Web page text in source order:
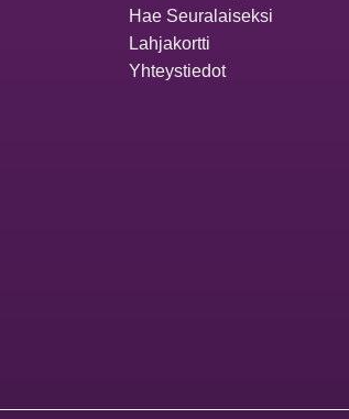
Hae Seuralaiseksi
Lahjakortti
Yhteystiedot